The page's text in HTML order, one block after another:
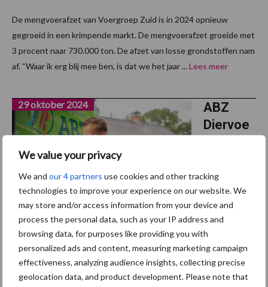
We value your privacy
We and our 4 partners use cookies and other tracking
technologies to improve your experience on our website. We
may store and/or access information from your device and
process the personal data, such as your IP address and
browsing data, for purposes like providing you with
personalized ads and content, measuring marketing campaign
effectiveness, analyzing audience insights, collecting precise
geolocation data, and product development. Please note that
De mengvoerafzet van Voergroep Zuid is in 2024 opnieuw
gegroeid in een krimpende markt. De mengvoerafzet groeide met
3 procent naar 730.000 ton. De afzet van losse grondstoffen nam
af. “Waar ik erg blij mee ben, is dat we het jaar ... Lees meer
ABZ
Diervoe
succesv
olle
integrati
e
voormalig De Valk Wekerom af
29 oktober 2024
De voormalige productielocaties van De Valk Wekerom zijn